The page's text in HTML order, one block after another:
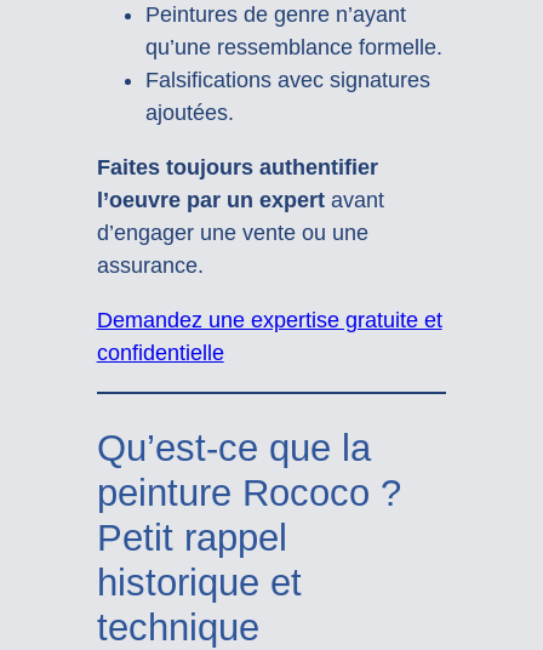
Peintures de genre n’ayant
qu’une ressemblance formelle.
Falsifications avec signatures
ajoutées.
Faites toujours authentifier
l’oeuvre par un expertavant
d’engager une vente ou une
assurance.
Demandez une expertise gratuite et
confidentielle
Qu’est-ce que la
peinture Rococo ?
Petit rappel
historique et
technique